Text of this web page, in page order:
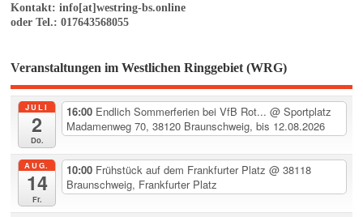
Kontakt: info[at]westring-bs.online
oder Tel.: 017643568055
Veranstaltungen im Westlichen Ringgebiet (WRG)
JULI
2
Do.
16:00 Endlich Sommerferien bei VfB Rot...@ Sportplatz
Madamenweg 70, 38120 Braunschweig, bis 12.08.2026
AUG.
14
Fr.
10:00 Frühstück auf dem Frankfurter Platz@ 38118
Braunschweig, Frankfurter Platz